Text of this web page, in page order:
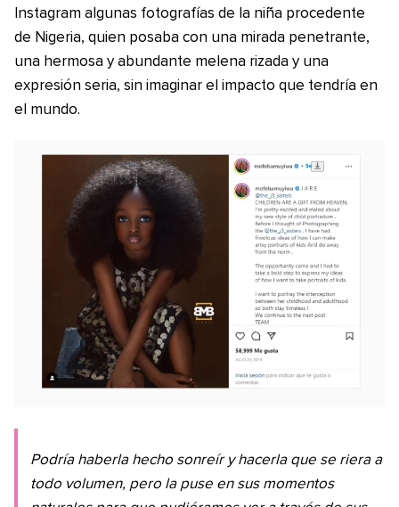
Instagram algunas fotografías de la niña procedente
de Nigeria, quien posaba con una mirada penetrante,
una hermosa y abundante melena rizada y una
expresión seria, sin imaginar el impacto que tendría en
el mundo.
Podría haberla hecho sonreír y hacerla que se riera a
todo volumen, pero la puse en sus momentos